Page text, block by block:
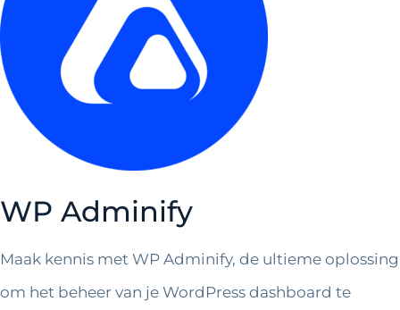
WP Adminify
Maak kennis met WP Adminify, de ultieme oplossing
om het beheer van je WordPress dashboard te